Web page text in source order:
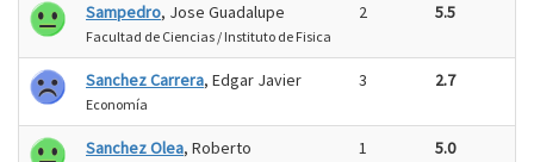
Sampedro, Jose Guadalupe
Facultad de Ciencias / Instituto de Fisica
2 5.5
Sanchez Carrera, Edgar Javier
Economía
3 2.7
Sanchez Olea, Roberto 1 5.0